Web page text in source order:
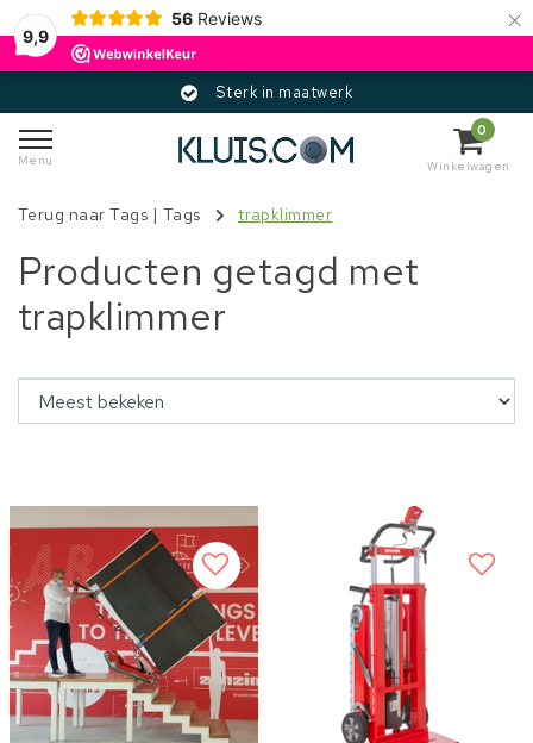
9,9
56 Reviews ×
Sterk in maatwerk
Menu
0
Winkelwagen
Terug naar Tags | Tags trapklimmer
Producten getagd met
trapklimmer